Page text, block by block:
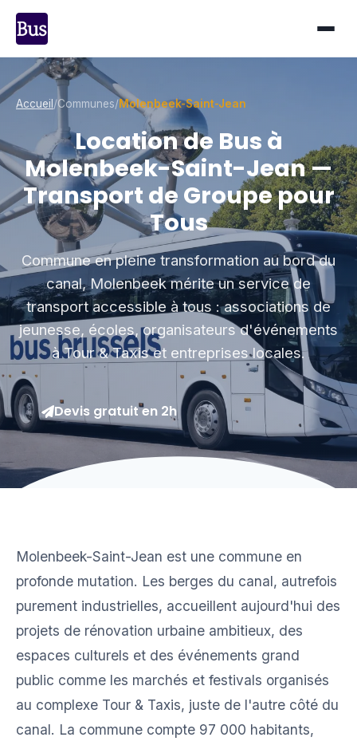
Accueil /Communes/Molenbeek-Saint-Jean
Location de Bus à
Molenbeek-Saint-Jean —
Transport de Groupe pour
Tous
Commune en pleine transformation au bord du
canal, Molenbeek mérite un service de
transport accessible à tous : associations de
jeunesse, écoles, organisateurs d'événements
à Tour & Taxis et entreprises locales.
Devis gratuit en 2h
Molenbeek-Saint-Jean est une commune en
profonde mutation. Les berges du canal, autrefois
purement industrielles, accueillent aujourd'hui des
projets de rénovation urbaine ambitieux, des
espaces culturels et des événements grand
public comme les marchés et festivals organisés
au complexe Tour & Taxis, juste de l'autre côté du
canal. La commune compte 97 000 habitants,